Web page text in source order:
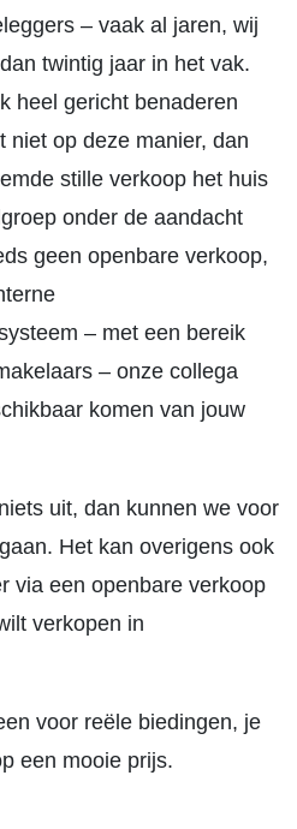
– vaak al jaren, wij
twintig jaar in het vak.
heel gericht benaderen
niet op deze manier, dan
stille verkoop het huis
onder de aandacht
geen openbare verkoop,
– met een bereik
– onze collega
komen van jouw
uit, dan kunnen we voor
Het kan overigens ook
via een openbare verkoop
verkopen in
voor reële biedingen, je
een mooie prijs.